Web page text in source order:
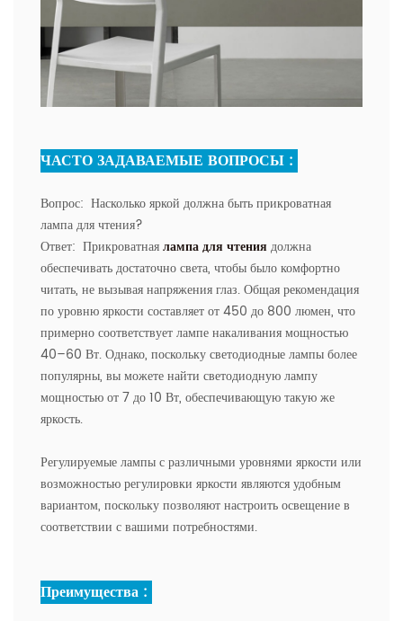
ЧАСТО ЗАДАВАЕМЫЕ ВОПРОСЫ :
Вопрос: Насколько яркой должна быть прикроватная
лампа для чтения?
Ответ: Прикроватнаялампа для чтения должна
обеспечивать достаточно света, чтобы было комфортно
читать, не вызывая напряжения глаз. Общая рекомендация
по уровню яркости составляет от 450 до 800 люмен, что
примерно соответствует лампе накаливания мощностью
40–60 Вт. Однако, поскольку светодиодные лампы более
популярны, вы можете найти светодиодную лампу
мощностью от 7 до 10 Вт, обеспечивающую такую ​​​​же
яркость.
Регулируемые лампы с различными уровнями яркости или
возможностью регулировки яркости являются удобным
вариантом, поскольку позволяют настроить освещение в
соответствии с вашими потребностями.
Преимущества :